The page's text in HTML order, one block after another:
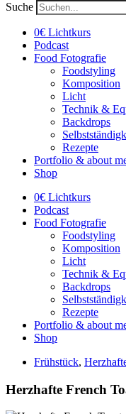
Suche
0€ Lichtkurs
Podcast
Food Fotografie
Foodstyling
Komposition
Licht
Technik &
Backdrops
Rezepte
Portfolio & about
Shop
0€ Lichtkurs
Podcast
Food Fotografie
Foodstyling
Komposition
Licht
Technik &
Backdrops
Rezepte
Portfolio & about
Shop
Frühstück,
Herzhafte French